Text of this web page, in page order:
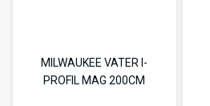
MILWAUKEE VATER I-
PROFIL MAG 200CM